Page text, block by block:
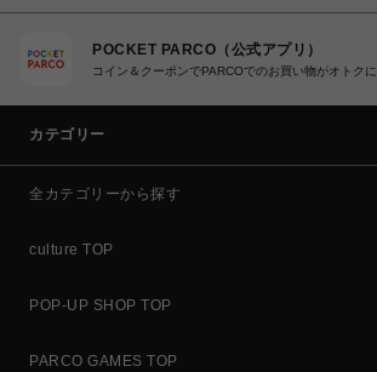
POCKET PARCO（公式アプリ）
コイン＆クーポンでPARCOでのお買い物がオトクに
カテゴリー
全カテゴリーから探す
culture TOP
POP-UP SHOP TOP
PARCO GAMES TOP